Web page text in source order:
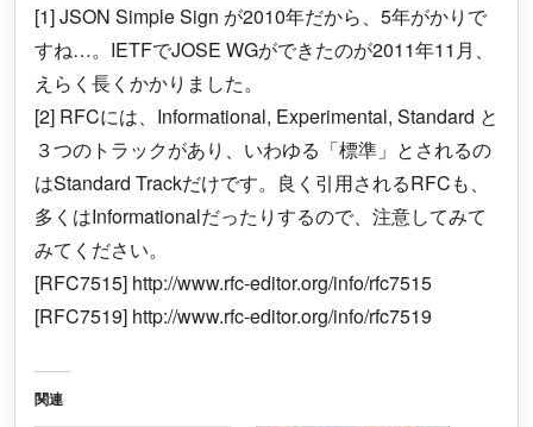
[1] JSON Simple Sign が2010年だから、5年がかりで
すね…。IETFでJOSE WGができたのが2011年11月、
えらく長くかかりました。
[2] RFCには、Informational, Experimental, Standard と
３つのトラックがあり、いわゆる「標準」とされるの
はStandard Trackだけです。良く引用されるRFCも、
多くはInformationalだったりするので、注意してみて
みてください。
[RFC7515] http://www.rfc-editor.org/info/rfc7515
[RFC7519] http://www.rfc-editor.org/info/rfc7519
関連